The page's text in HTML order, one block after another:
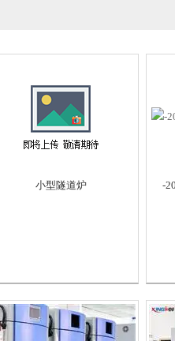
小型隧道炉
-